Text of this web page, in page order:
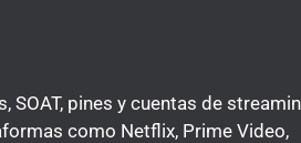
pines y cuentas de
como Netflix, Prime Video,